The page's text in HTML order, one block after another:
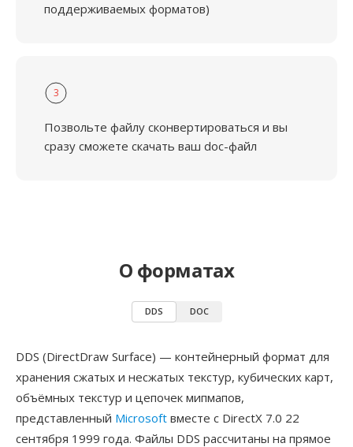
поддерживаемых форматов)
3
Позвольте файлу сконвертироваться и вы
сразу сможете скачать ваш doc-файл
О форматах
DDS DOC
DDS (DirectDraw Surface) — контейнерный формат для
хранения сжатых и несжатых текстур, кубических карт,
объёмных текстур и цепочек мипмапов,
представленный Microsoft вместе с DirectX 7.0 22
сентября 1999 года. Файлы DDS рассчитаны на прямое